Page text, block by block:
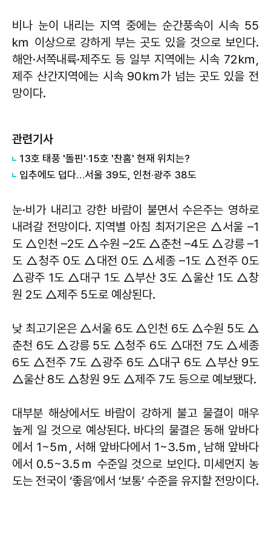
비나 눈이 내리는 지역 중에는 순간풍속이 시속 55
㎞ 이상으로 강하게 부는 곳도 있을 것으로 보인다.
해안·서쪽내륙·제주도 등 일부 지역에는 시속 72㎞,
제주 산간지역에는 시속 90㎞가 넘는 곳도 있을 전
망이다.
관련기사
13호 태풍 '돌핀'·15호 '찬홈' 현재 위치는?
입추에도 덥다…서울 39도, 인천·광주 38도
눈·비가 내리고 강한 바람이 불면서 수은주는 영하로
내려갈 전망이다. 지역별 아침 최저기온은 △서울 –1
도 △인천 –2도 △수원 –2도 △춘천 –4도 △강릉 –1
도 △청주 0도 △대전 0도 △세종 –1도 △전주 0도
△광주 1도 △대구 1도 △부산 3도 △울산 1도 △창
원 2도 △제주 5도로 예상된다.
낮 최고기온은 △서울 6도 △인천 6도 △수원 5도 △
춘천 6도 △강릉 5도 △청주 6도 △대전 7도 △세종
6도 △전주 7도 △광주 6도 △대구 6도 △부산 9도
△울산 8도 △창원 9도 △제주 7도 등으로 예보됐다.
대부분 해상에서도 바람이 강하게 불고 물결이 매우
높게 일 것으로 예상된다. 바다의 물결은 동해 앞바다
에서 1~5ｍ, 서해 앞바다에서 1~3.5ｍ, 남해 앞바다
에서 0.5~3.5ｍ 수준일 것으로 보인다. 미세먼지 농
도는 전국이 ‘좋음’에서 ‘보통’ 수준을 유지할 전망이다.